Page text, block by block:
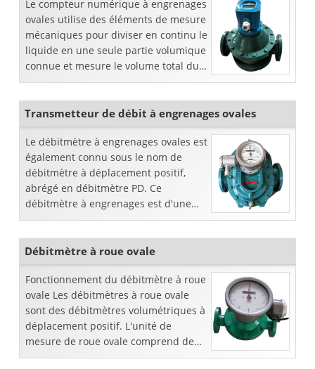
Le compteur numérique à engrenages
ovales utilise des éléments de mesure
mécaniques pour diviser en continu le
liquide en une seule partie volumique
connue et mesure le volume total du
débit en fonction du nombre de fois
Transmetteur de débit à engrenages ovales
Le débitmètre à engrenages ovales est
également connu sous le nom de
débitmètre à déplacement positif,
abrégé en débitmètre PD. Ce
débitmètre à engrenages est d'une
précision plus élevée,
du débit de haute viscosité
Débitmètre à roue ovale
Fonctionnement du débitmètre à roue
ovale Les débitmètres à roue ovale
sont des débitmètres volumétriques à
déplacement positif. L'unité de
mesure de roue ovale comprend deux
engrenages elliptiques dentés de